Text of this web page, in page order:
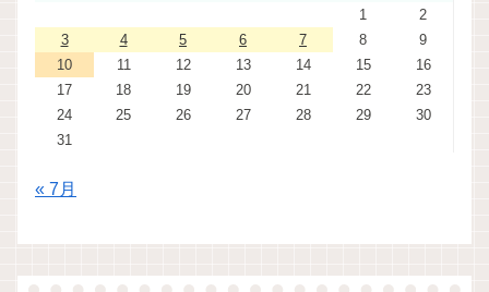
1
2
3
4 5 6 7 8
9
10
11 12 13 14 15
16
17
18 19 20 21 22
23
24
25 26 27 28 29
30
31
« 7月